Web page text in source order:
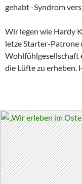
gehabt -Syndrom
Wir legen wie Hardy
letze Starter-Patrone
Wohlfühlgesellschaft
die Lüfte zu erheben.